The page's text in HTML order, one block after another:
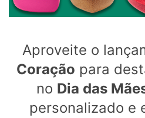
Aproveite o
Coração para
no Dia das
personalizado e